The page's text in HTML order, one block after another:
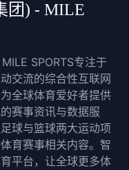
团) - MILE
SPORTS专注于
交流的综合性互联网
全球体育爱好者提供
赛事资讯与数据服
球与篮球两大运动项
育赛事相关内容。智
平台，让全球更多体